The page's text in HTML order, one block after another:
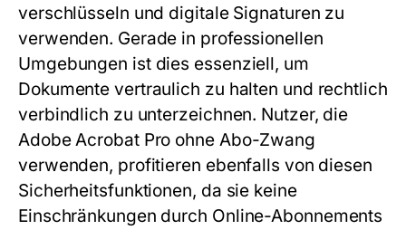
verschlüsseln und digitale Signaturen zu
verwenden. Gerade in professionellen
Umgebungen ist dies essenziell, um
Dokumente vertraulich zu halten und rechtlich
verbindlich zu unterzeichnen. Nutzer, die
Adobe Acrobat Pro ohne Abo-Zwang
verwenden, profitieren ebenfalls von diesen
Sicherheitsfunktionen, da sie keine
Einschränkungen durch Online-Abonnements